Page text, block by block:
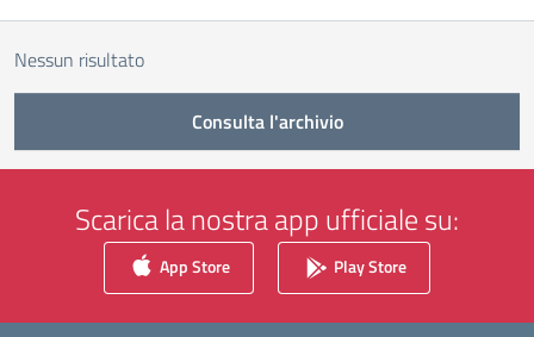
Nessun risultato
Consulta l'archivio
Scarica la nostra app ufficiale su:
App Store Play Store